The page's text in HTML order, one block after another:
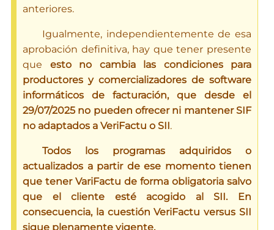
anteriores.
Igualmente, independientemente de esa
aprobación definitiva, hay que tener presente
que esto no cambia las condiciones para
productores y comercializadores de software
informáticos de facturación, que desde el
29/07/2025 no pueden ofrecer ni mantener SIF
no adaptados a VeriFactu o SII.
Todos los programas adquiridos o
actualizados a partir de ese momento tienen
que tener VariFactu de forma obligatoria salvo
que el cliente esté acogido al SII. En
consecuencia, la cuestión VeriFactu versus SII
sigue plenamente vigente.